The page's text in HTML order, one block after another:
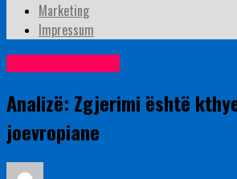
Marketing
Impressum
Analizë: Zgjerimi është
joevropiane